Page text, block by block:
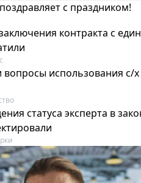
с праздником!
контракта с
вопросы использования с/
статуса эксперта в